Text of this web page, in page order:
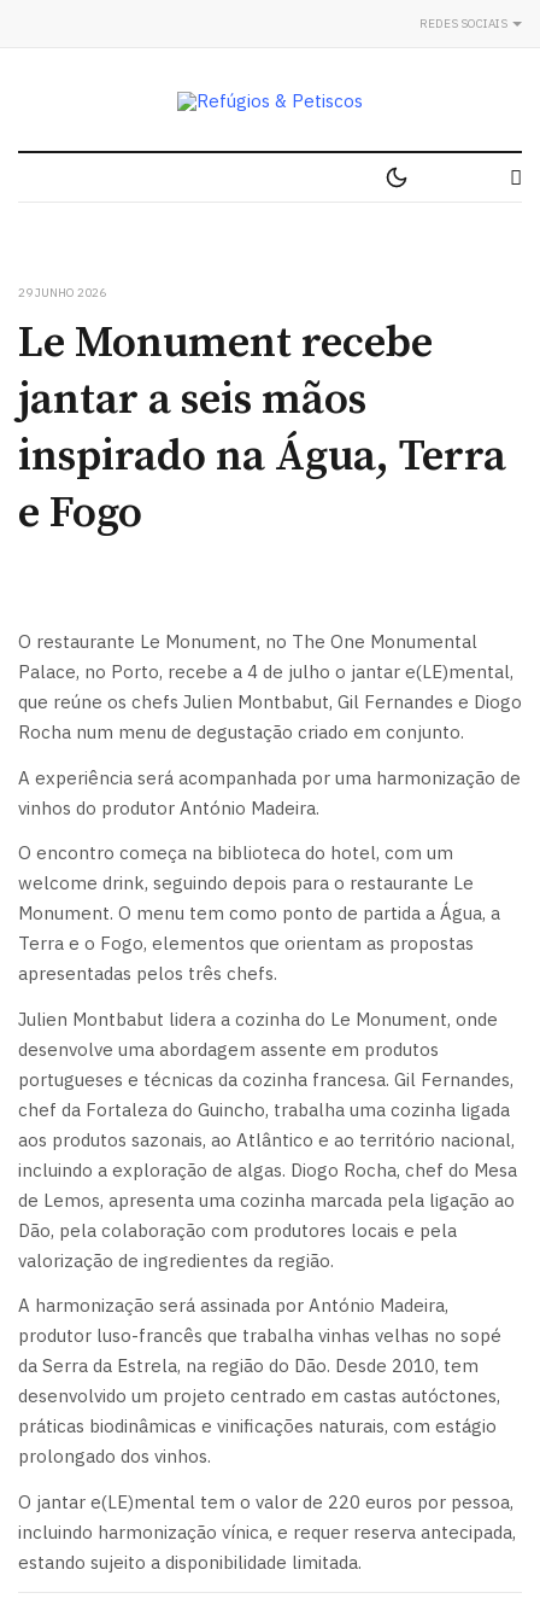
REDES SOCIAIS
29 JUNHO 2026
Le Monument recebe
jantar a seis mãos
inspirado na Água, Terra
e Fogo
O restaurante Le Monument, no The One Monumental
Palace, no Porto, recebe a 4 de julho o jantar e(LE)mental,
que reúne os chefs Julien Montbabut, Gil Fernandes e Diogo
Rocha num menu de degustação criado em conjunto.
A experiência será acompanhada por uma harmonização de
vinhos do produtor António Madeira.
O encontro começa na biblioteca do hotel, com um
welcome drink, seguindo depois para o restaurante Le
Monument. O menu tem como ponto de partida a Água, a
Terra e o Fogo, elementos que orientam as propostas
apresentadas pelos três chefs.
Julien Montbabut lidera a cozinha do Le Monument, onde
desenvolve uma abordagem assente em produtos
portugueses e técnicas da cozinha francesa. Gil Fernandes,
chef da Fortaleza do Guincho, trabalha uma cozinha ligada
aos produtos sazonais, ao Atlântico e ao território nacional,
incluindo a exploração de algas. Diogo Rocha, chef do Mesa
de Lemos, apresenta uma cozinha marcada pela ligação ao
Dão, pela colaboração com produtores locais e pela
valorização de ingredientes da região.
A harmonização será assinada por António Madeira,
produtor luso-francês que trabalha vinhas velhas no sopé
da Serra da Estrela, na região do Dão. Desde 2010, tem
desenvolvido um projeto centrado em castas autóctones,
práticas biodinâmicas e vinificações naturais, com estágio
prolongado dos vinhos.
O jantar e(LE)mental tem o valor de 220 euros por pessoa,
incluindo harmonização vínica, e requer reserva antecipada,
estando sujeito a disponibilidade limitada.